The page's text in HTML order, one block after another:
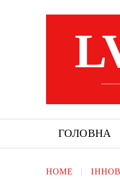
ГОЛОВНА
HOME